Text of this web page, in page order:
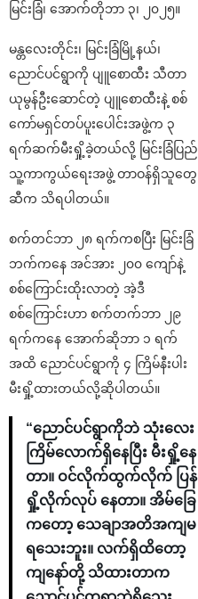
မြင်းခြံ၊ အောက်တိုဘာ ၃၊ ၂၀၂၅။
မန္တလေးတိုင်း၊ မြင်းခြံမြို့နယ်၊
ညောင်ပင်ရွာကို ပျူစောထီး သီတာ
ယုမွန်ဦးဆောင်တဲ့ ပျူစောထီးနဲ့ စစ်
ကော်မရှင်တပ်ပူးပေါင်းအဖွဲ့က ၃
ရက်ဆက်မီးရှို့ခဲ့တယ်လို့ မြင်းခြံပြည်
သူ့ကာကွယ်ရေးအဖွဲ့ တာဝန်ရှိသူတွေ
ဆီက သိရပါတယ်။
စက်တင်ဘာ ၂၈ ရက်ကစပြီး မြင်းခြံ
ဘက်ကနေ အင်အား ၂၀၀ ကျော်နဲ့
စစ်ကြောင်းထိုးလာတဲ့ အဲ့ဒီ
စစ်ကြောင်းဟာ စက်တက်ဘာ ၂၉
ရက်ကနေ အောက်ဆိုဘာ ၁ ရက်
အထိ ညောင်ပင်ရွာကို ၄ ကြိမ်နီးပါး
မီးရှို့ထားတယ်လို့ဆိုပါတယ်။
“ညောင်ပင်ရွာကိုဘဲ သုံးလေး
ကြိမ်လောက်ရှိနေပြီး မီးရှို့နေ
တာ။ ဝင်လိုက်ထွက်လိုက် ပြန်
ရှို့လိုက်လုပ် နေတာ။ အိမ်ခြေ
ကတော့ သေချာအတိအကျမ
ရသေးဘူး။ လက်ရှိထိတော့
ကျနော်တို့ သိထားတာက